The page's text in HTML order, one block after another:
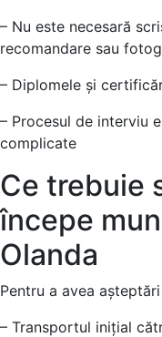
– Nu este necesară
recomandare sau
– Diplomele și
– Procesul de interviu
complicate
Ce trebuie
începe
Olanda
Pentru a avea
– Transportul inițial